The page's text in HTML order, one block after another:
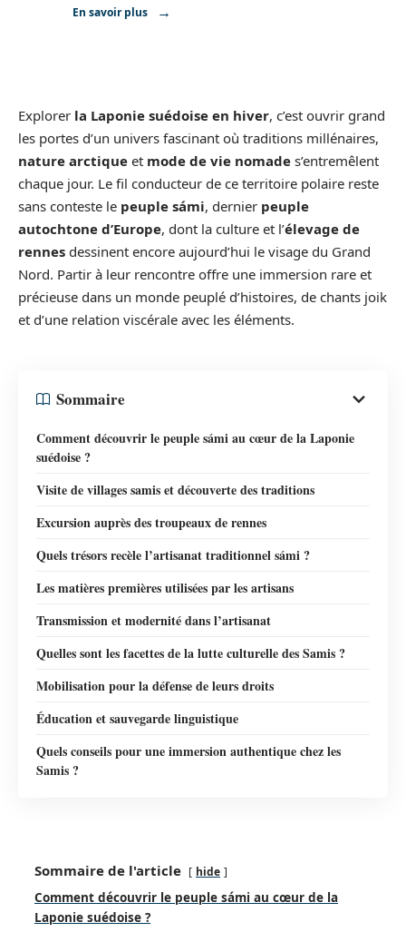
En savoir plus
Explorer la Laponie suédoise en hiver, c’est ouvrir grand
les portes d’un univers fascinant où traditions millénaires,
nature arctique et mode de vie nomade s’entremêlent
chaque jour. Le fil conducteur de ce territoire polaire reste
sans conteste le peuple sámi, dernier peuple
autochtone d’Europe, dont la culture et l’élevage de
rennes dessinent encore aujourd’hui le visage du Grand
Nord. Partir à leur rencontre offre une immersion rare et
précieuse dans un monde peuplé d’histoires, de chants joik
et d’une relation viscérale avec les éléments.
Sommaire
Comment découvrir le peuple sámi au cœur de la Laponie
suédoise ?
Visite de villages samis et découverte des traditions
Excursion auprès des troupeaux de rennes
Quels trésors recèle l’artisanat traditionnel sámi ?
Les matières premières utilisées par les artisans
Transmission et modernité dans l’artisanat
Quelles sont les facettes de la lutte culturelle des Samis ?
Mobilisation pour la défense de leurs droits
Éducation et sauvegarde linguistique
Quels conseils pour une immersion authentique chez les
Samis ?
Sommaire de l'article hide
Comment découvrir le peuple sámi au cœur de la
Laponie suédoise ?